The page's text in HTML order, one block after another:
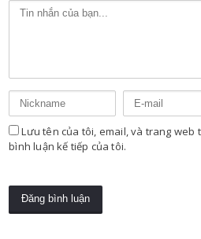
Lưu tên của tôi, email, và trang web
bình luận kế tiếp của tôi.